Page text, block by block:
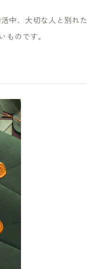
中、大切な人と別れ
のです。